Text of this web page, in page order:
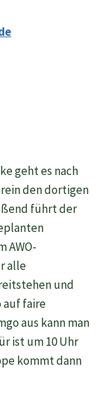
geht es nach
den dortigen
führt der
AWO-
alle
und
auf faire
aus kann man
ist um 10 Uhr
kommt dann